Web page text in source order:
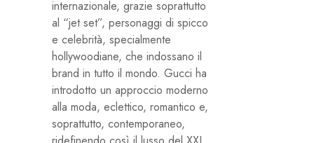
internazionale, grazie soprattutto
al “jet set”, personaggi di spicco
e celebrità, specialmente
hollywoodiane, che indossano il
brand in tutto il mondo. Gucci ha
introdotto un approccio moderno
alla moda, eclettico, romantico e,
soprattutto, contemporaneo,